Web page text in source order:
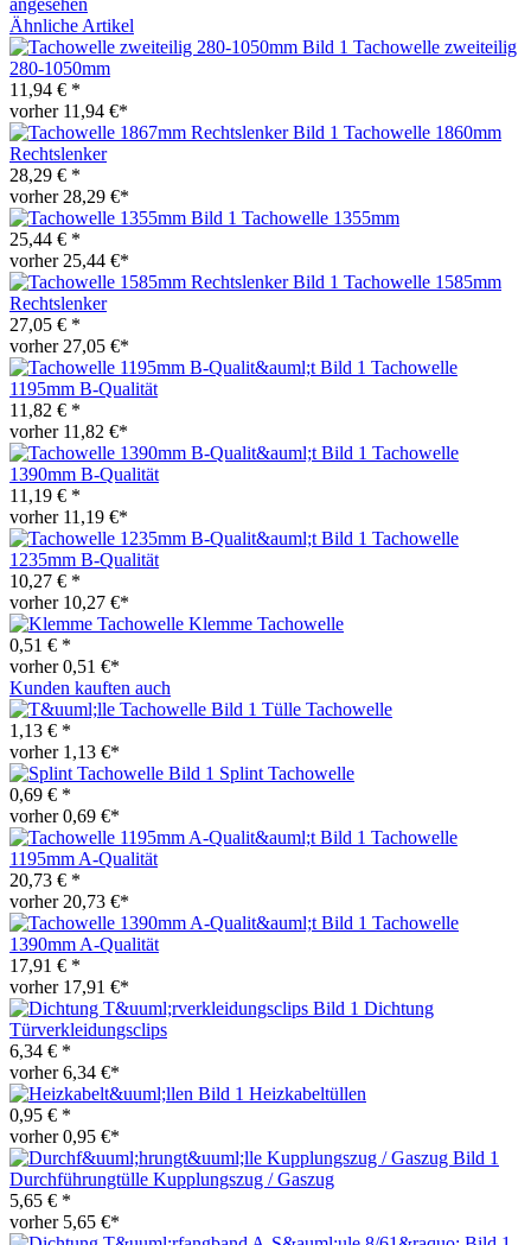
angesehen
Ähnliche Artikel
Tachowelle zweiteilig
280-1050mm
11,94 € *
vorher 11,94 €*
Tachowelle 1860mm
Rechtslenker
28,29 € *
vorher 28,29 €*
Tachowelle 1355mm
25,44 € *
vorher 25,44 €*
Tachowelle 1585mm
Rechtslenker
27,05 € *
vorher 27,05 €*
Tachowelle
1195mm B-Qualität
11,82 € *
vorher 11,82 €*
Tachowelle
1390mm B-Qualität
11,19 € *
vorher 11,19 €*
Tachowelle
1235mm B-Qualität
10,27 € *
vorher 10,27 €*
Klemme Tachowelle
0,51 € *
vorher 0,51 €*
Kunden kauften auch
Tülle Tachowelle
1,13 € *
vorher 1,13 €*
Splint Tachowelle
0,69 € *
vorher 0,69 €*
Tachowelle
1195mm A-Qualität
20,73 € *
vorher 20,73 €*
Tachowelle
1390mm A-Qualität
17,91 € *
vorher 17,91 €*
Dichtung
Türverkleidungsclips
6,34 € *
vorher 6,34 €*
Heizkabeltüllen
0,95 € *
vorher 0,95 €*
Durchführungtülle Kupplungszug / Gaszug
5,65 € *
vorher 5,65 €*